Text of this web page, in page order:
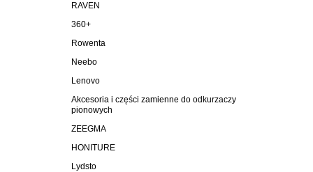
RAVEN
360+
Rowenta
Neebo
Lenovo
Akcesoria i części zamienne do odkurzaczy
pionowych
ZEEGMA
HONITURE
Lydsto